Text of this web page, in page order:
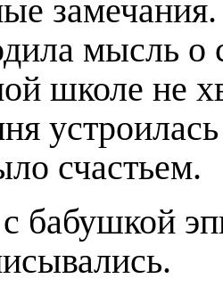
мысль о
школе не
счастьем.
бабушкой